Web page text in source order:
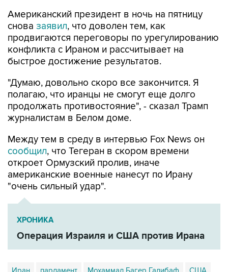
Американский президент в ночь на пятницу
снова заявил, что доволен тем, как
продвигаются переговоры по урегулированию
конфликта с Ираном и рассчитывает на
быстрое достижение результатов.
"Думаю, довольно скоро все закончится. Я
полагаю, что иранцы не смогут еще долго
продолжать противостояние", - сказал Трамп
журналистам в Белом доме.
Между тем в среду в интервью Fox News он
сообщил, что Тегеран в скором времени
откроет Ормузский пролив, иначе
американские военные нанесут по Ирану
"очень сильный удар".
ХРОНИКА
Операция Израиля и США против Ирана